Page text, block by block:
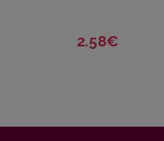
2.58€